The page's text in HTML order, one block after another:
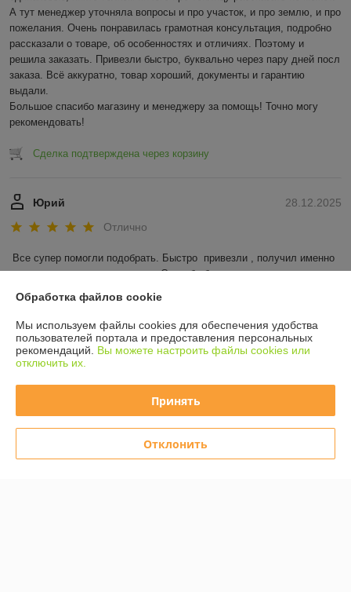
А тут менеджер уточняла вопросы и про участок, и про землю, и про
пожелания. Очень понравилась грамотная консультация, подробно
рассказали о товаре, об особенностях и отличиях. Поэтому и
решила заказать. Привезли быстро, буквально через пару дней посл
заказа. Всё аккуратно, товар хороший, документы и гарантию
выдали.
Большое спасибо магазину и менеджеру за помощь! Точно могу
рекомендовать!
Сделка подтверждена через корзину
28.12.2025
Юрий
Отлично
Все супер помогли подобрать. Быстро  привезли , получил именно
то что надо и пахать и косить . Спасибо большое.
Показать все отзывы
О нас
Доставка и оплата
Обработка файлов cookie
Мы используем файлы cookies для обеспечения удобства
пользователей портала и предоставления персональных
рекомендаций. Вы можете настроить файлы cookies или
отключить их.
Принять
Отклонить